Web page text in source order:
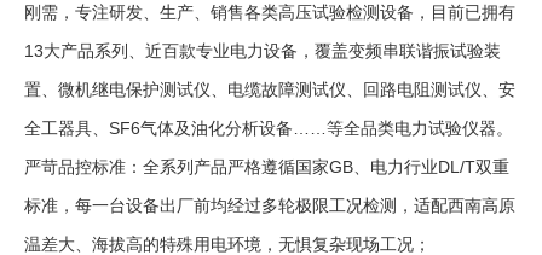
刚需，专注研发、生产、销售各类高压试验检测设备，目前已拥有
13大产品系列、近百款专业电力设备，覆盖变频串联谐振试验装
置、微机继电保护测试仪、电缆故障测试仪、回路电阻测试仪、安
全工器具、SF6气体及油化分析设备……等全品类电力试验仪器。
严苛品控标准：全系列产品严格遵循国家GB、电力行业DL/T双重
标准，每一台设备出厂前均经过多轮极限工况检测，适配西南高原
温差大、海拔高的特殊用电环境，无惧复杂现场工况；